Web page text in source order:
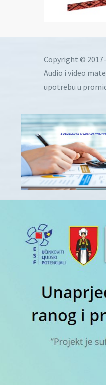
Copyright ©
Audio i video
upotrebu u